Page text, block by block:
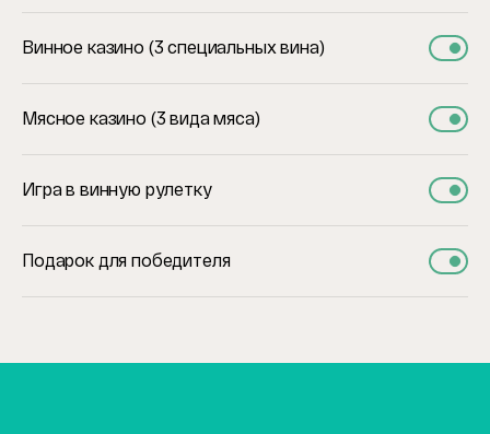
Винное казино (3 специальных вина)
Мясное казино (3 вида мяса)
Игра в винную рулетку
Подарок для победителя